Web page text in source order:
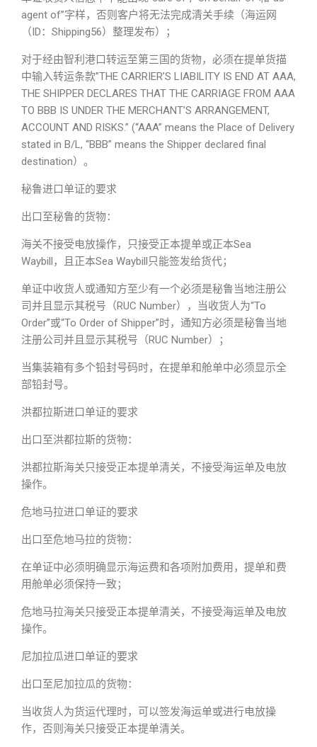
agent of”字样，否则客户将无法完成清关手续（海运网
（ID：Shipping56）整理发布）；
对于经由智利港口转运至第三国的货物，必须在提单货描
中输入转运条款”THE CARRIER’S LIABILITY IS END AT AAA,
THE SHIPPER DECLARES THAT THE CARRIAGE FROM AAA
TO BBB IS UNDER THE MERCHANT’S ARRANGEMENT,
ACCOUNT AND RISKS.” (“AAA” means the Place of Delivery
stated in B/L, “BBB” means the Shipper declared final
destination）。
秘鲁进口单证的要求
出口至秘鲁的货物：
海关不接受电放操作，只接受正本提单或正本Sea
Waybill，且正本Sea Waybill只能签发给货代；
单证中收货人或通知方至少有一个必须是秘鲁当地注册公
司并且显示其税号（RUC Number），当收货人为“To
Order”或“To Order of Shipper”时，通知方必须是秘鲁当地
注册公司并且显示其税号（RUC Number）；
当集装箱有多个铅封号码时，在提单和舱单中必须显示全
部铅封号。
洪都拉斯进口单证的要求
出口至洪都拉斯的货物：
洪都拉斯海关只接受正本提单清关，不接受海运单及电放
操作。
危地马拉进口单证的要求
出口至危地马拉的货物：
在单证中必须明确显示海运费和各项附加费用，提单和费
用舱单必须保持一致；
危地马拉海关只接受正本提单清关，不接受海运单及电放
操作。
尼加拉瓜进口单证的要求
出口至尼加拉瓜的货物：
当收货人为货运代理时，可以签发海运单或进行电放操
作，否则海关只接受正本提单清关。